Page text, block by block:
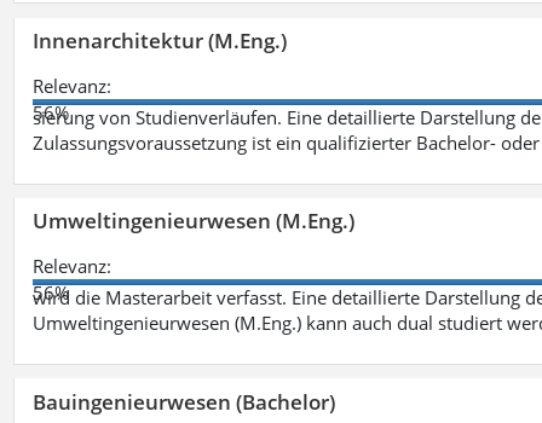
Innenarchitektur (M.Eng.)
Relevanz:
56%
sierung von Studienverläufen. Eine detaillierte Darstellung
Zulassungsvoraussetzung ist ein qualifizierter Bachelor-
Umweltingenieurwesen (M.Eng.)
Relevanz:
56%
wird die Masterarbeit verfasst. Eine detaillierte Darstellung
Umweltingenieurwesen (M.Eng.) kann auch dual studiert
Bauingenieurwesen (Bachelor)